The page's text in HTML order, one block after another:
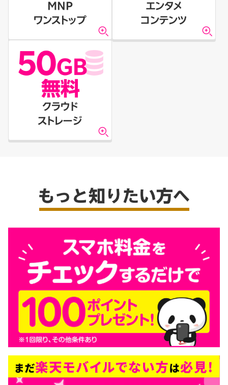
MNP
ワンストップ
エンタメ
コンテンツ
クラウド
ストレージ